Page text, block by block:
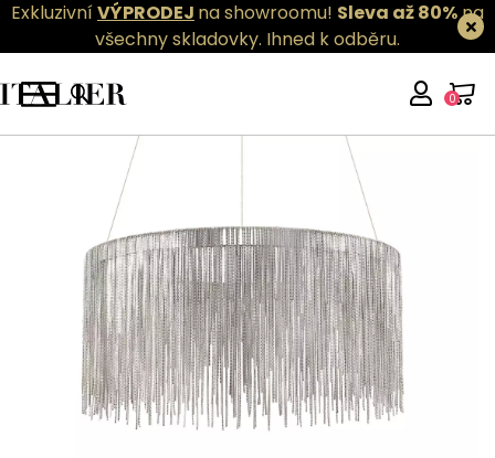
ExkluzivníVÝPRODEJ na showroomu! Sleva až 80%na
všechny skladovky. Ihned k odběru.
0